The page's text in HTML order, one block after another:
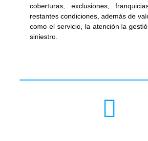
coberturas, exclusiones,
restantes condiciones, además de
como el servicio, la atención la
siniestro.